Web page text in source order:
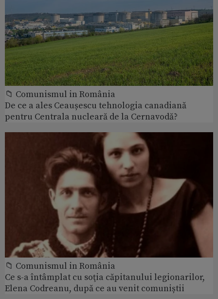
📁 Comunismul in România
De ce a ales Ceaușescu tehnologia canadiană
pentru Centrala nucleară de la Cernavodă?
📁 Comunismul in România
Ce s-a întâmplat cu soţia căpitanului legionarilor,
Elena Codreanu, după ce au venit comuniștii